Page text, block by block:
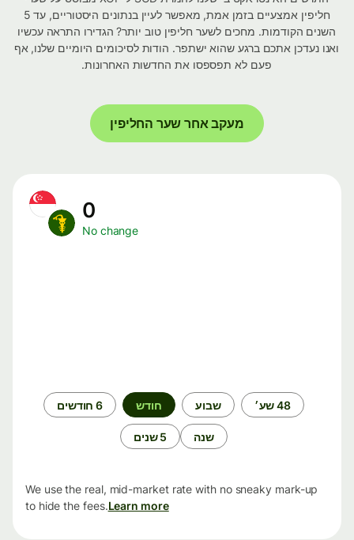
חליפין אמצעיים בזמן אמת, מאפשר לעיין בנתונים היסטוריים, עד 5
השנים הקודמות. מחכים לשער חליפין טוב יותר? הגדירו התראה עכשיו
ואנו נעדכן אתכם ברגע שהוא ישתפר. הודות לסיכומים היומיים שלנו, אף
פעם לא תפספסו את החדשות האחרונות.
מעקב אחר שער החליפין
No change
48 שע׳ שבוע חודש 6 חודשים
שנה 5 שנים
We use the real, mid-market rate with no sneaky mark-up
to hide the fees.Learn more